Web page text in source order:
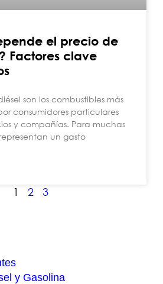
el precio de
Factores clave
son los combustibles más
consumidores particulares
y compañías. Para muchas
un gasto
1 2 3
y Gasolina